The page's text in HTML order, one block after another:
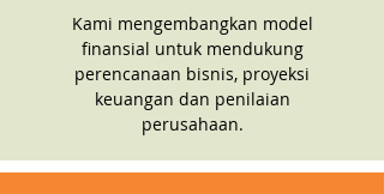
Kami mengembangkan model
finansial untuk mendukung
perencanaan bisnis, proyeksi
keuangan dan penilaian
perusahaan.